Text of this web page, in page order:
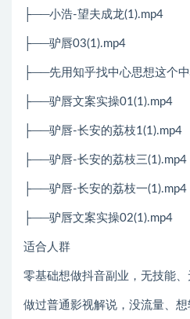
├──小浩-望夫成龙(1).mp4
├──驴唇03(1).mp4
├──先用知乎找中心思想这个
├──驴唇文案实操01(1).mp4
├──驴唇-长安的荔枝1(1).mp4
├──驴唇-长安的荔枝三(1).mp4
├──驴唇-长安的荔枝一(1).mp4
├──驴唇文案实操02(1).mp4
适合人群
零基础想做抖音副业，无技能
做过普通影视解说，没流量、